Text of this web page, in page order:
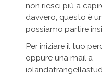
non riesci più a
davvero, questo è
possiamo partire
Per iniziare il tuo
oppure una mail a